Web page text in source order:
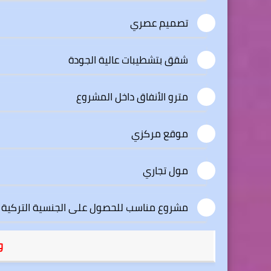
تصميم عصري
شقق بتشطيبات عالية الجودة
مترو الأنفاق داخل المشروع
موقع مركزي
مول تجاري
مشروع مناسب للحصول على الجنسية التركية